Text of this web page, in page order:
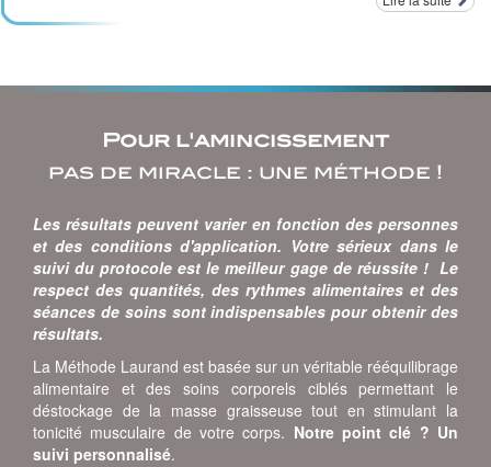
Pour l'amincissement
pas de miracle : une méthode !
Les résultats peuvent varier en fonction des personnes
et des conditions d'application. Votre sérieux dans le
suivi du protocole est le meilleur gage de réussite ! Le
respect des quantités, des rythmes alimentaires et des
séances de soins sont indispensables pour obtenir des
résultats.
La Méthode Laurand est basée sur un véritable rééquilibrage
alimentaire et des soins corporels ciblés permettant le
déstockage de la masse graisseuse tout en stimulant la
tonicité musculaire de votre corps. Notre point clé ? Un
suivi personnalisé.